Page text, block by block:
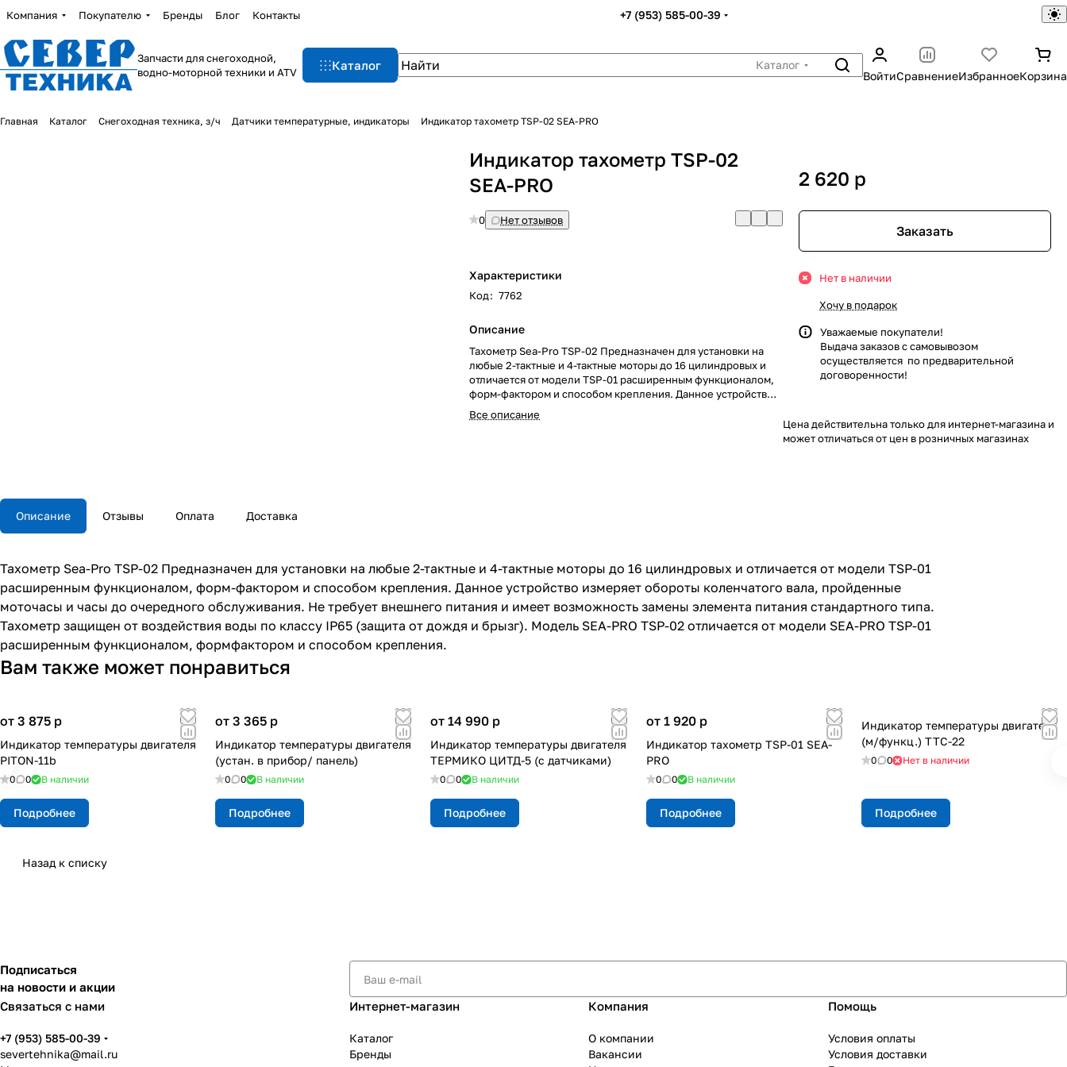
Компания Покупателю Бренды Блог Контакты +7 (953) 585-00-39
Запчасти для снегоходной,
водно-моторной техники и ATV
Каталог
Каталог
ВойтиСравнениеИзбранноеКорзина
Главная Каталог Снегоходная техника, з/ч Датчики температурные, индикаторы Индикатор тахометр TSP-02 SEA-PRO
Индикатор тахометр TSP-02
SEA-PRO
0 Нет отзывов
Характеристики
Код: 7762
Описание
Тахометр Sea-Pro TSP-02 Предназначен для установки на
любые 2-тактные и 4-тактные моторы до 16 цилиндровых и
отличается от модели TSP-01 расширенным функционалом,
форм-фактором и способом крепления. Данное устройство
измеряет обороты коленчатого вала, пройденные моточасы
и часы до очередного обслуживания. Не требует внешнего
Все описание
2 620 p
Заказать
Нет в наличии
Хочу в подарок
Уважаемые покупатели!
Выдача заказов с самовывозом
осуществляется по предварительной
договоренности!
Цена действительна только для интернет-магазина и
может отличаться от цен в розничных магазинах
Описание Отзывы Оплата Доставка
Тахометр Sea-Pro TSP-02 Предназначен для установки на любые 2-тактные и 4-тактные моторы до 16 цилиндровых и отличается от модели TSP-01
расширенным функционалом, форм-фактором и способом крепления. Данное устройство измеряет обороты коленчатого вала, пройденные
моточасы и часы до очередного обслуживания. Не требует внешнего питания и имеет возможность замены элемента питания стандартного типа.
Тахометр защищен от воздействия воды по классу IP65 (защита от дождя и брызг). Модель SEA-PRO TSP-02 отличается от модели SEA-PRO TSP-01
расширенным функционалом, формфактором и способом крепления.
Вам также может понравиться
от 3 875 p
Индикатор температуры двигателя
PITON-11b
0 0 В наличии
Подробнее
от 3 365 p
Индикатор температуры двигателя
(устан. в прибор/ панель)
0 0 В наличии
Подробнее
от 14 990 p
Индикатор температуры двигателя
ТЕРМИКО ЦИТД-5 (с датчиками)
0 0 В наличии
Подробнее
от 1 920 p
Индикатор тахометр TSP-01 SEA-
PRO
0 0 В наличии
Подробнее
Индикатор температуры двигателя
(м/функц.) ТТС-22
0 0 Нет в наличии
Подробнее
Назад к списку
Подписаться
на новости и акции
Связаться с нами
+7 (953) 585-00-39
severtehnika@mail.ru
Интернет-магазин
Каталог
Бренды
Компания
О компании
Вакансии
Помощь
Условия оплаты
Условия доставки